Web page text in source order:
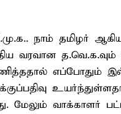
நாம் தமிழர்
வரவான
எப்போதும்
மேலும் வாக்காளர்